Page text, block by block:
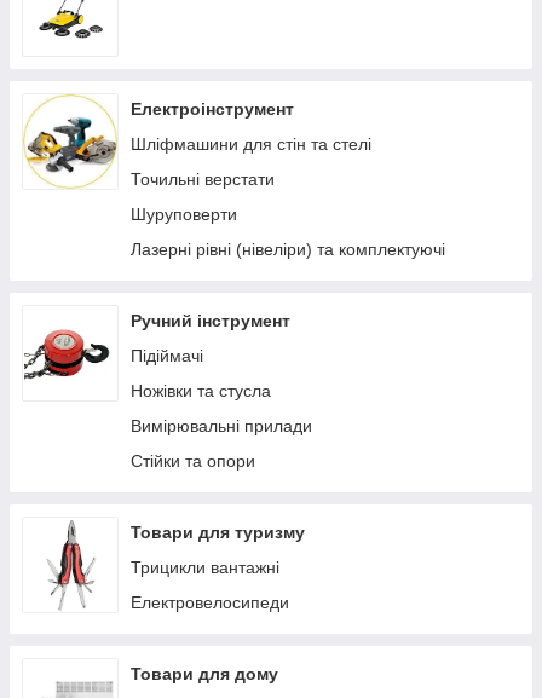
Електроінструмент
Шліфмашини для стін та стелі
Точильні верстати
Шуруповерти
Лазерні рівні (нівеліри) та комплектуючі
Ручний інструмент
Підіймачі
Ножівки та стусла
Вимірювальні прилади
Стійки та опори
Товари для туризму
Трицикли вантажні
Електровелосипеди
Товари для дому